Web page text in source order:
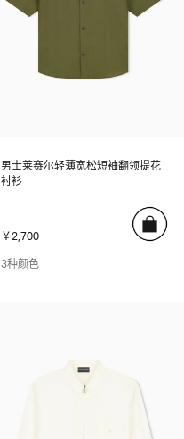
男士莱赛尔轻薄宽松短袖翻领提花
衬衫
￥2,700
3种颜色